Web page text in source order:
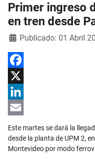
Primer ingreso
en tren desde
Detalles
Publicado: 01 Abril
Facebook
X
LinkedIn
Este martes se dará la
desde la planta de UPM 2,
Montevideo por modo